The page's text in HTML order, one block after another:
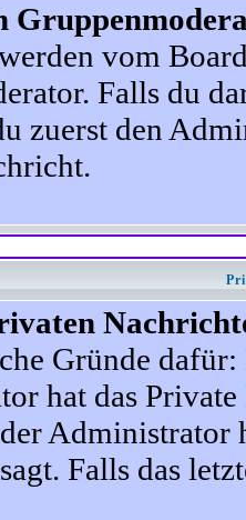
vom
Falls du
zuerst den
Gründe
hat das
Falls das